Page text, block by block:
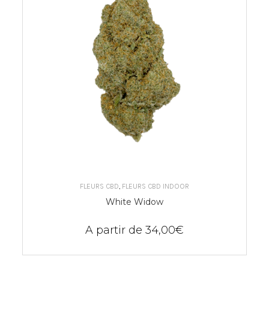
CHOIX DES OPTIONS
FLEURS CBD, FLEURS CBD INDOOR
White Widow
A partir de 34,00€